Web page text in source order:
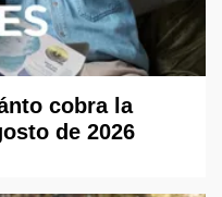
cobra la
de 2026